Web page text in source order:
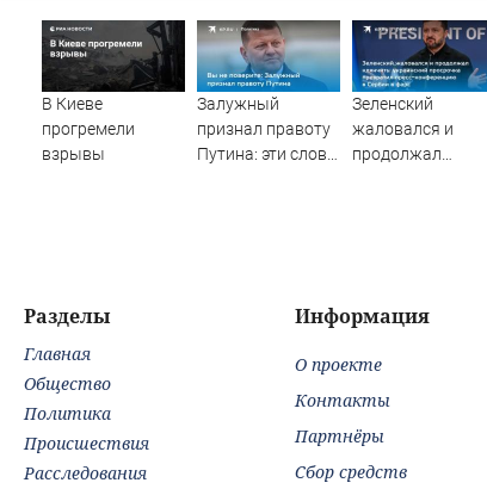
В Киеве
прогремели
взрывы
Залужный
признал правоту
Путина: эти слова
Зеленский
жаловался и
продолжал
Разделы
Главная
Общество
Политика
Происшествия
Расследования
Информация
О проекте
Контакты
Партнёры
Сбор средств